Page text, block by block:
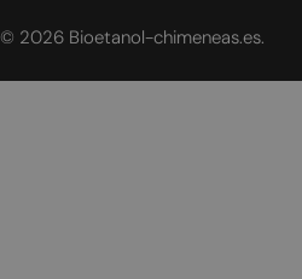
© 2026 Bioetanol-chimeneas.es.